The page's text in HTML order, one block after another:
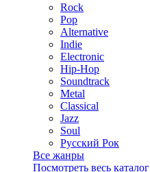
Rock
Pop
Alternative
Indie
Electronic
Hip-Hop
Soundtrack
Metal
Classical
Jazz
Soul
Русский Рок
Все жанры
Посмотреть весь каталог